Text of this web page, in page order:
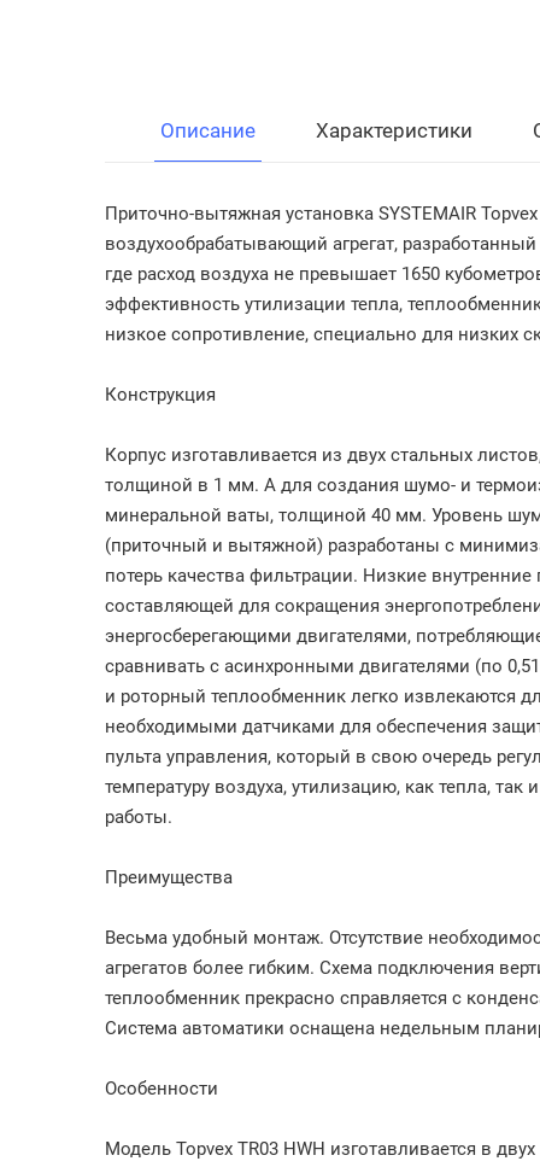
Описание Характеристики
Приточно-вытяжная установка SYSTEMAIR Topvex
воздухообрабатывающий агрегат,
где расход воздуха не превышает 1650
эффективность утилизации тепла,
низкое сопротивление, специально для низких
Конструкция
Корпус изготавливается из двух стальных
толщиной в 1 мм. А для создания шумо- и
минеральной ваты, толщиной 40 мм. Уровень
(приточный и вытяжной) разработаны с
потерь качества фильтрации. Низкие
составляющей для сокращения
энергосберегающими двигателями,
сравнивать с асинхронными двигателями (по
и роторный теплообменник легко извлекаются
необходимыми датчиками для обеспечения
пульта управления, который в свою очередь
температуру воздуха, утилизацию, как тепла,
работы.
Преимущества
Весьма удобный монтаж. Отсутствие
агрегатов более гибким. Схема подключения
теплообменник прекрасно справляется с
Система автоматики оснащена недельным
Особенности
Модель Topvex TR03 HWH изготавливается в